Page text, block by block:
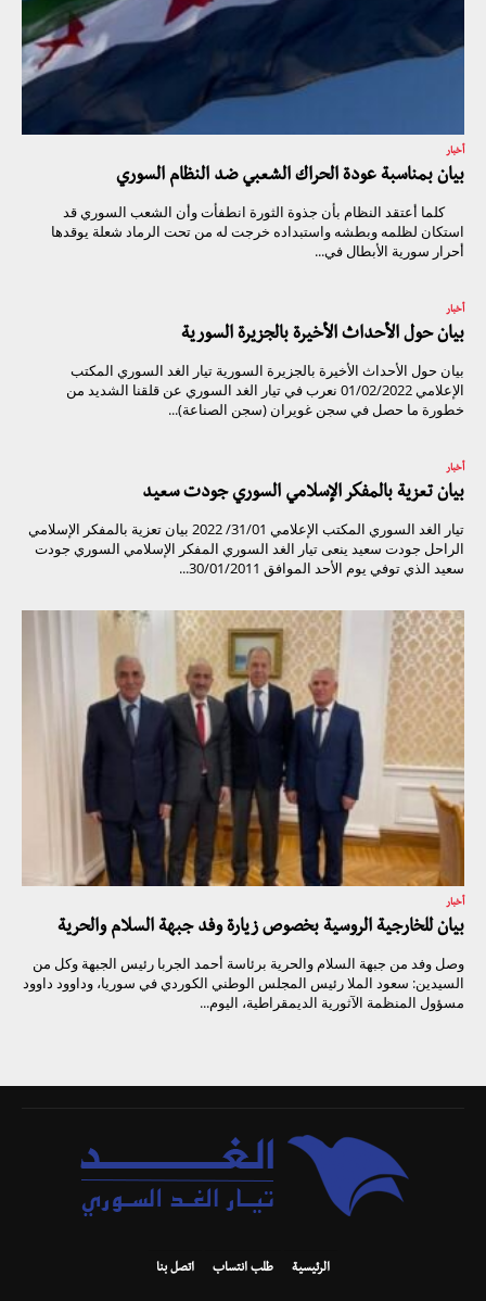
أخبار
بيان بمناسبة عودة الحراك الشعبي ضد النظام السوري
كلما أعتقد النظام بأن جذوة الثورة انطفأت وأن الشعب السوري قد
استكان لظلمه وبطشه واستبداده خرجت له من تحت الرماد شعلة يوقدها
أحرار سورية الأبطال في...
أخبار
بيان حول الأحداث الأخيرة بالجزيرة السورية
بيان حول الأحداث الأخيرة بالجزيرة السورية تيار الغد السوري المكتب
الإعلامي 01/02/2022 نعرب في تيار الغد السوري عن قلقنا الشديد من
خطورة ما حصل في سجن غويران (سجن الصناعة)...
أخبار
بيان تعزية بالمفكر الإسلامي السوري جودت سعيد
تيار الغد السوري المكتب الإعلامي 31/01/ 2022 بيان تعزية بالمفكر الإسلامي
الراحل جودت سعيد ينعى تيار الغد السوري المفكر الإسلامي السوري جودت
سعيد الذي توفي يوم الأحد الموافق 30/01/2011...
أخبار
بيان للخارجية الروسية بخصوص زيارة وفد جبهة السلام والحرية
وصل وفد من جبهة السلام والحرية برئاسة أحمد الجربا رئيس الجبهة وكل من
السيدين: سعود الملا رئيس المجلس الوطني الكوردي في سوريا، وداوود داوود
مسؤول المنظمة الآثورية الديمقراطية، اليوم...
الرئيسية طلب انتساب اتصل بنا